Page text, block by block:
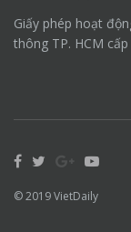
Giấy phép hoạt
thông TP. HCM
© 2019VietDaily